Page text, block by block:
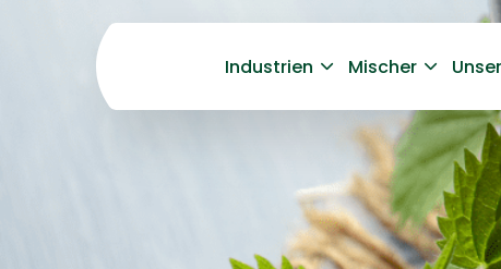
Industrien Mischer